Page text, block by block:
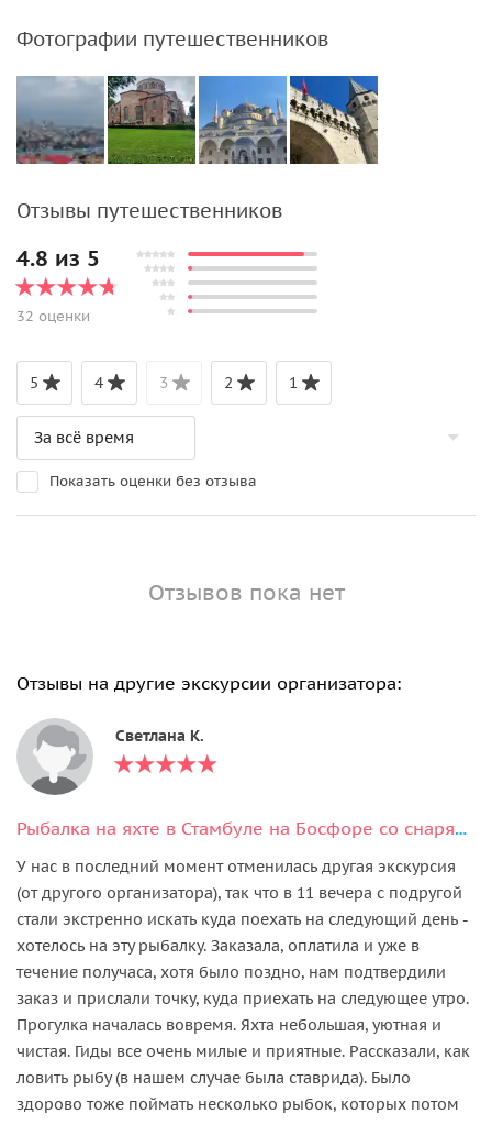
Фотографии путешественников
Отзывы путешественников
4.8 из 5
32 оценки
5 4 3 2 1
Показать оценки без отзыва
Отзывов пока нет
Отзывы на другие экскурсии организатора:
Светлана К.
Рыбалка на яхте в Стамбуле на Босфоре со снаряжением и обедом
У нас в последний момент отменилась другая экскурсия
(от другого организатора), так что в 11 вечера с подругой
стали экстренно искать куда поехать на следующий день -
хотелось на эту рыбалку. Заказала, оплатила и уже в
течение получаса, хотя было поздно, нам подтвердили
заказ и прислали точку, куда приехать на следующее утро.
Прогулка началась вовремя. Яхта небольшая, уютная и
чистая. Гиды все очень милые и приятные. Рассказали, как
ловить рыбу (в нашем случае была ставрида). Было
здорово тоже поймать несколько рыбок, которых потом